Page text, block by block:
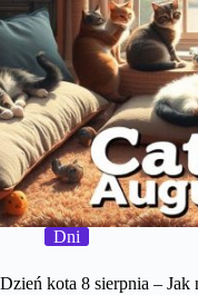
Dni
Dzień kota 8 sierpnia – Jak